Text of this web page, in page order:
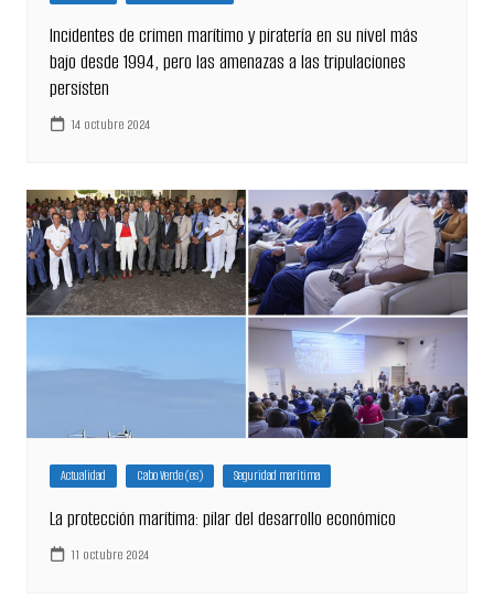
Incidentes de crimen marítimo y piratería en su nivel más
bajo desde 1994, pero las amenazas a las tripulaciones
persisten
14 octubre 2024
Actualidad Cabo Verde (es) Seguridad marítima
La protección marítima: pilar del desarrollo económico
11 octubre 2024